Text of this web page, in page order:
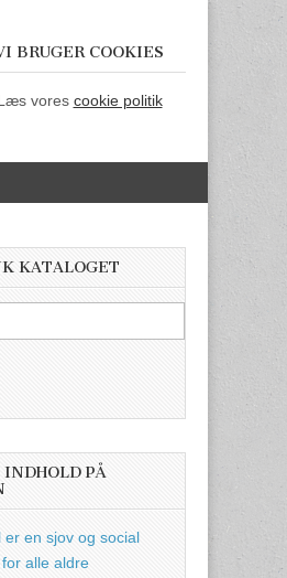
BRUGER COOKIES
vores cookie politik
KATALOGET
INDHOLD PÅ
en sjov og social
alle aldre